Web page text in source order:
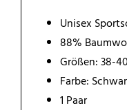
Unisex
88%
Größen: 38-
Farbe:
1 Paar